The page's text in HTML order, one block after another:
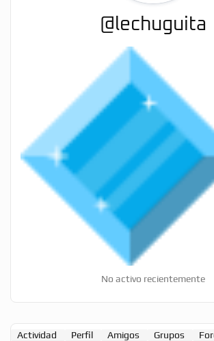
@lechuguita
No activo recientemente
Actividad Perfil Amigos Grupos